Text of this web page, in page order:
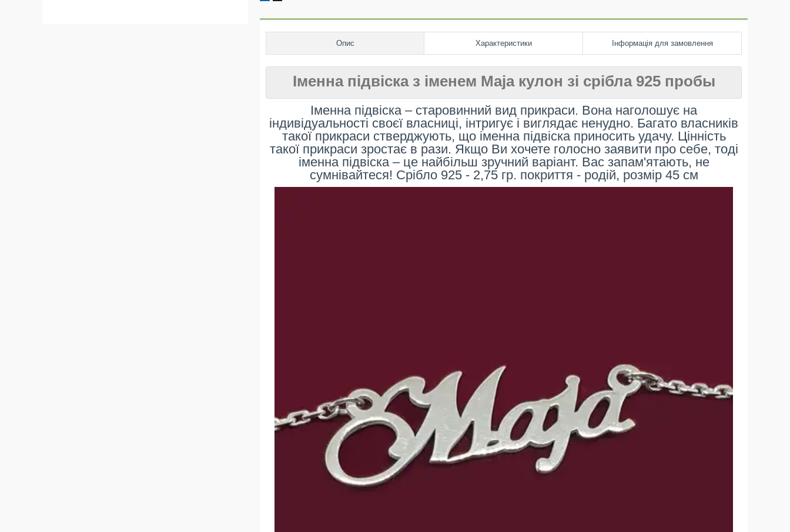
Опис Характеристики Інформація для замовлення
Іменна підвіска з іменем Maja кулон зі срібла 925 пробы
Іменна підвіска – старовинний вид прикраси. Вона наголошує на
індивідуальності своєї власниці, інтригує і виглядає ненудно. Багато власників
такої прикраси стверджують, що іменна підвіска приносить удачу. Цінність
такої прикраси зростає в рази. Якщо Ви хочете голосно заявити про себе, тоді
іменна підвіска – це найбільш зручний варіант. Вас запам'ятають, не
сумнівайтеся! Срібло 925 - 2,75 гр. покриття - родій, розмір 45 см